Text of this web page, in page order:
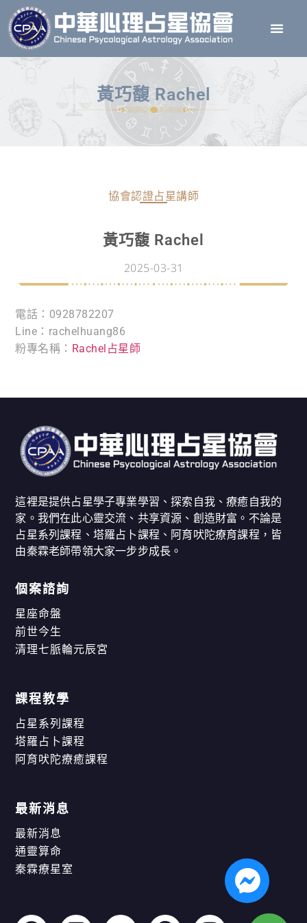
黃巧馥 Rachel
協會認證占星講師
黃巧馥 Rachel
2025-03-31
電話：0928782207
Line：rachelhuang86
粉專名稱： Rachel占星師
這裡是提供占星學子專業學習、探索自我、療癒自我的
家。我們在此心靈交流、共享資源、創造財富。不論是
占星系列課程、塔羅占卜課程、阿育吠陀療育課程，皆
由秦霖老師帶領大家一步步成長。
個案諮詢
星座命盤
前世今生
清理七脈輪元辰宮
課程教學
占星系列課程
塔羅占卜課程
阿育吠陀療癒課程
最新消息
最新消息
通靈算命
秦霖療星室